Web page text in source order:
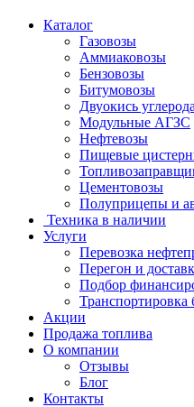
Каталог
Газовозы
Аммиаковозы
Бензовозы
Битумовозы
Двуокись углерода
Модульные АГЗС
Нефтевозы
Пищевые
Цементовозы
Полуприцепы и
Техника в наличии
Услуги
Перевозка
Перегон и
Подбор
Транспортировка
Акции
Продажа топлива
О компании
Отзывы
Блог
Контакты